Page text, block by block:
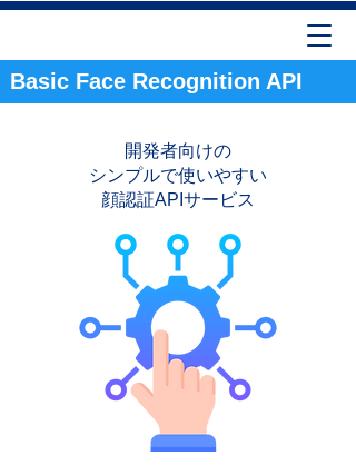
Basic Face Recognition API
開発者向けの
シンプルで使いやすい
顔認証APIサービス